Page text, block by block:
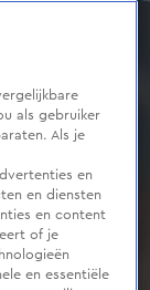
als gebruiker
Als je
en
en diensten
en content
of je
en essentiële